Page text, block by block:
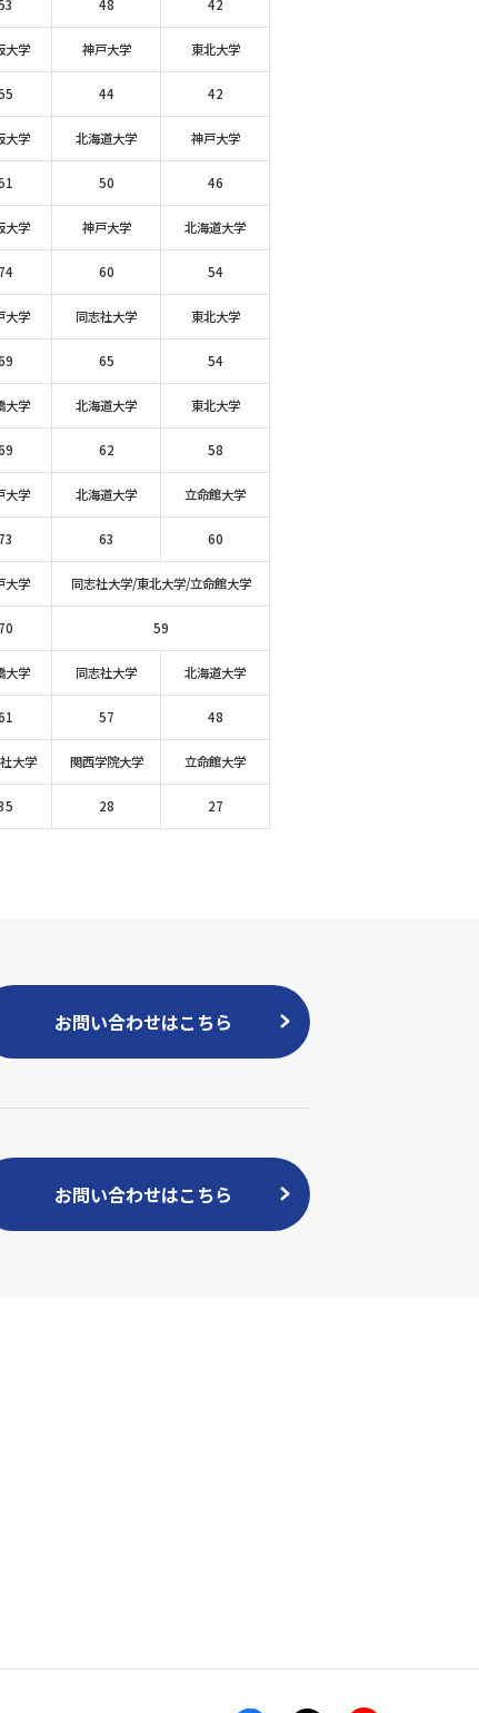
48 42
大学 神戸大学 東北大学
44 42
大学 北海道大学 神戸大学
50 46
大学 神戸大学 北海道大学
74 60 54
大学 同志社大学 東北大学
65 54
大学 北海道大学 東北大学
62 58
大学 北海道大学 立命館大学
73 63 60
大学 同志社大学/東北大学/立命館大学
70 59
大学 同志社大学 北海道大学
57 48
大学 関西学院大学 立命館大学
28 27
お問い合わせはこちら
お問い合わせはこちら